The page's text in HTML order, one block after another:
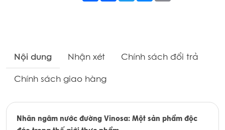
Nội dung Nhận xét
Chính sách đổi trả
Chính sách giao hàng
Nhãn ngâm nước đường Vinosa: Một sản phẩm độc